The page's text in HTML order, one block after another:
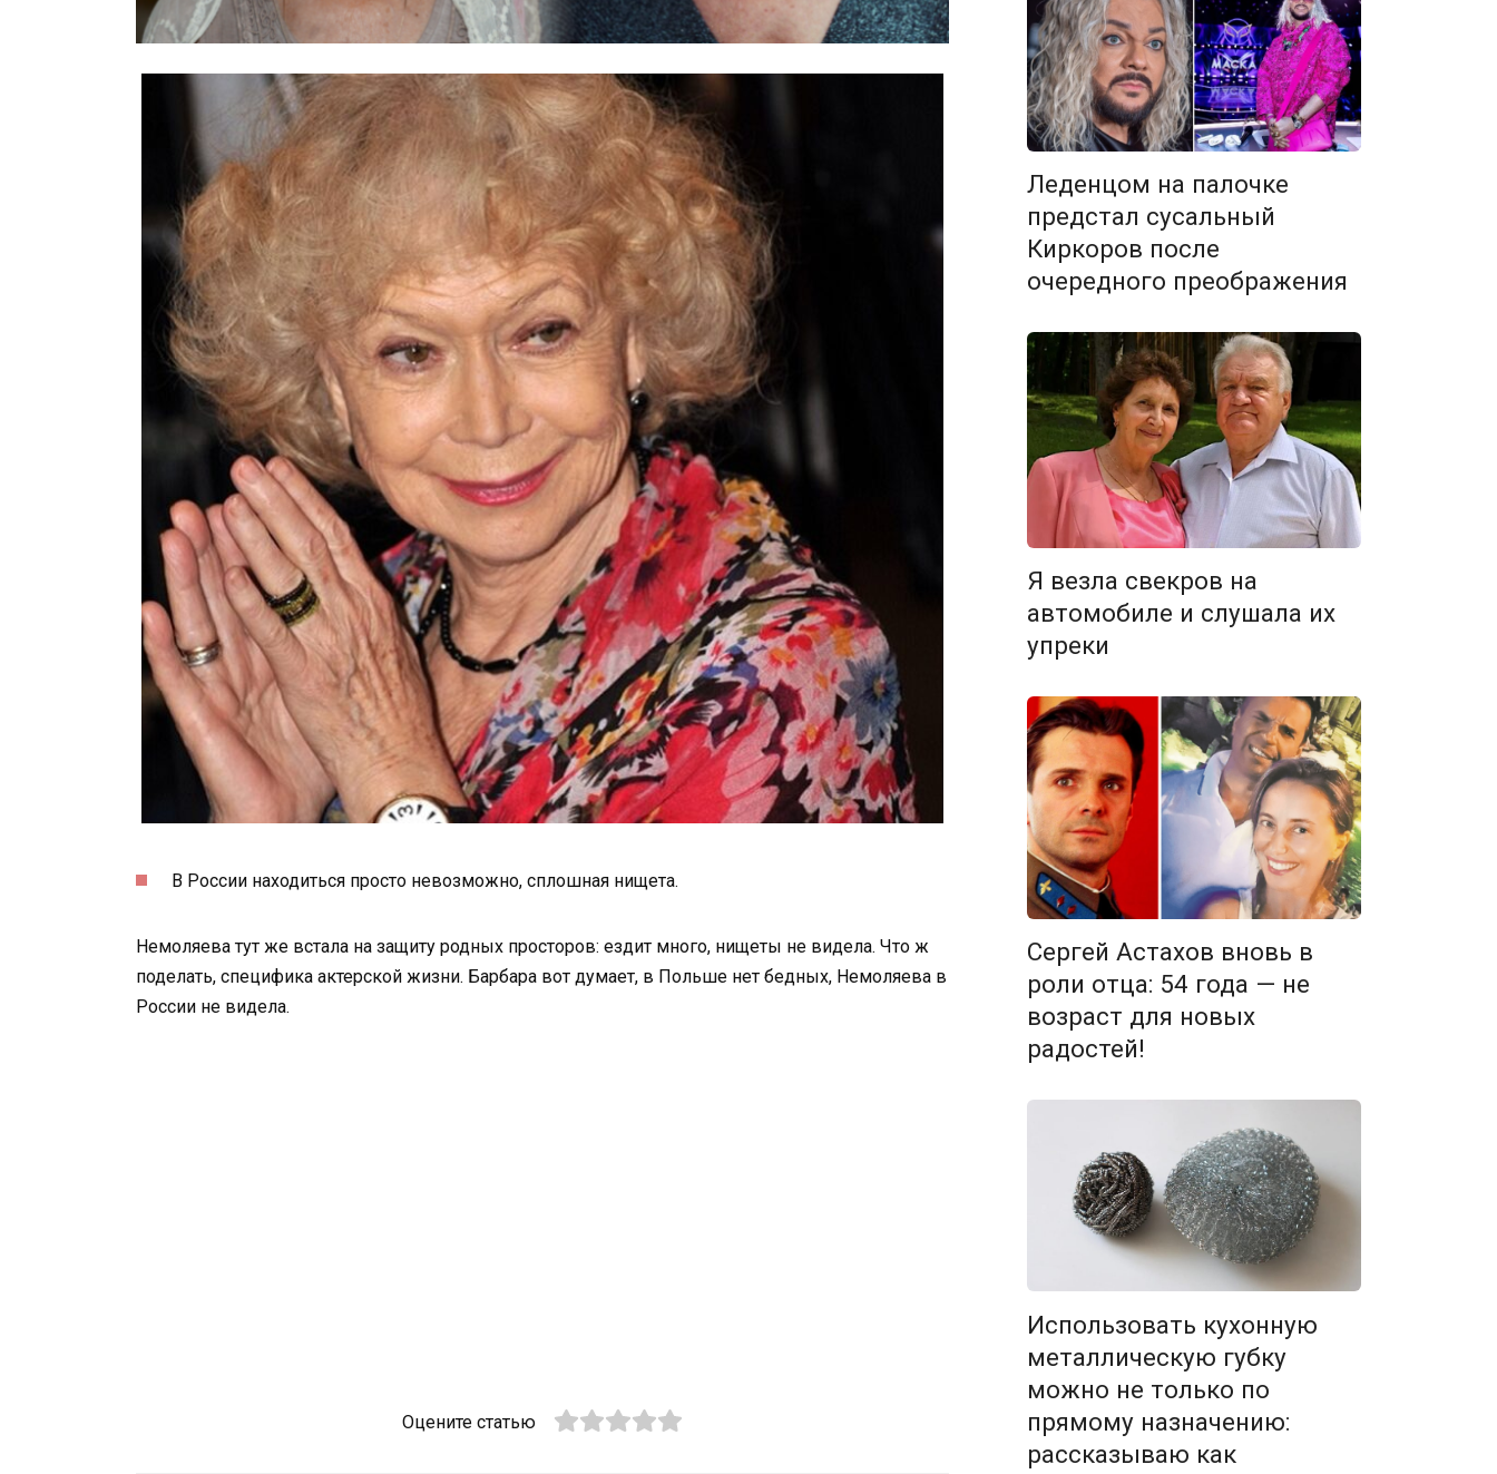
В России находиться просто невозможно, сплошная нищета.
Немоляева тут же встала на защиту родных просторов: ездит много, нищеты не видела. Что ж
поделать, специфика актерской жизни. Барбара вот думает, в Польше нет бедных, Немоляева в
России не видела.
Оцените статью
Леденцом на палочке
предстал сусальный
Киркоров после
очередного преображения
Я везла свекров на
автомобиле и слушала их
упреки
Сергей Астахов вновь в
роли отца: 54 года — не
возраст для новых
радостей!
Использовать кухонную
металлическую губку
можно не только по
прямому назначению:
рассказываю как